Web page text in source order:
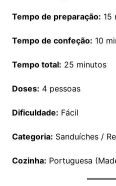
Tempo de preparação: 15
Tempo de confeção: 10
Tempo total: 25 minutos
Doses: 4 pessoas
Dificuldade: Fácil
Categoria: Sanduíches /
Cozinha: Portuguesa